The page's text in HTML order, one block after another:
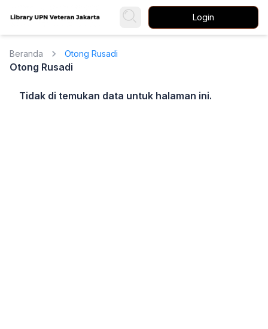
Login
Beranda Otong Rusadi
Otong Rusadi
Tidak di temukan data untuk halaman ini.